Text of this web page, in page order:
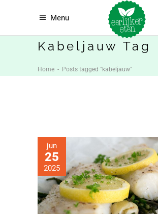
Menu
Kabeljauw Tag
Home - Posts tagged "kabeljauw"
jun
25
2025